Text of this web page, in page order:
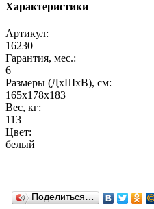
Характеристики
Артикул:
16230
Гарантия, мес.:
6
Размеры (ДхШхВ), см:
165х178х183
Вес, кг:
113
Цвет:
белый
Поделиться…